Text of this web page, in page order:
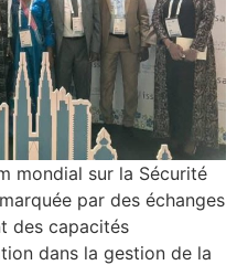
mondial sur la Sécurité
par des échanges
des capacités
dans la gestion de la